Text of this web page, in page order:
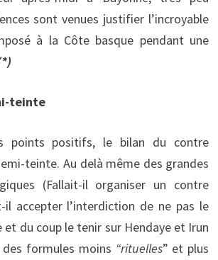
sont venues justifier l’incroyable
à la Côte basque pendant une
teinte
points positifs, le bilan du contre
teinte. Au delà même des grandes
(Fallait-il organiser un contre
il accepter l’interdiction de ne pas le
et du coup le tenir sur Hendaye et Irun
des formules moins “rituelles” et plus